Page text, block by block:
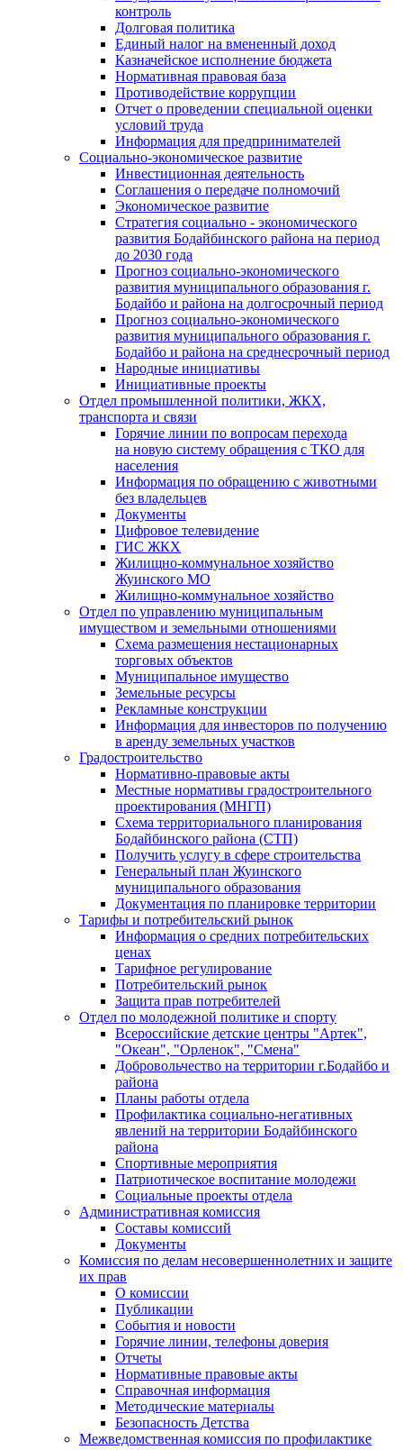
контроль
Долговая политика
Единый налог на вмененный доход
Казначейское исполнение бюджета
Нормативная правовая база
Противодействие коррупции
Отчет о проведении специальной оценки
условий труда
Информация для предпринимателей
Социально-экономическое развитие
Инвестиционная деятельность
Соглашения о передаче полномочий
Экономическое развитие
Стратегия социально - экономического
развития Бодайбинского района на период
до 2030 года
Прогноз социально-экономического
развития муниципального образования г.
Бодайбо и района на долгосрочный период
Прогноз социально-экономического
развития муниципального образования г.
Бодайбо и района на среднесрочный период
Народные инициативы
Инициативные проекты
Отдел промышленной политики, ЖКХ,
транспорта и связи
Горячие линии по вопросам перехода
на новую систему обращения с ТКО для
населения
Информация по обращению с животными
без владельцев
Документы
Цифровое телевидение
ГИС ЖКХ
Жилищно-коммунальное хозяйство
Жуинского МО
Жилищно-коммунальное хозяйство
Отдел по управлению муниципальным
имуществом и земельными отношениями
Схема размещения нестационарных
торговых объектов
Муниципальное имущество
Земельные ресурсы
Рекламные конструкции
Информация для инвесторов по получению
в аренду земельных участков
Градостроительство
Нормативно-правовые акты
Местные нормативы градостроительного
проектирования (МНГП)
Схема территориального планирования
Бодайбинского района (СТП)
Получить услугу в сфере строительства
Генеральный план Жуинского
муниципального образования
Документация по планировке территории
Тарифы и потребительский рынок
Информация о средних потребительских
ценах
Тарифное регулирование
Потребительский рынок
Защита прав потребителей
Отдел по молодежной политике и спорту
Всероссийские детские центры "Артек",
"Океан", "Орленок", "Смена"
Добровольчество на территории г.Бодайбо и
района
Планы работы отдела
Профилактика социально-негативных
явлений на территории Бодайбинского
района
Спортивные мероприятия
Патриотическое воспитание молодежи
Социальные проекты отдела
Административная комиссия
Составы комиссий
Документы
Комиссия по делам несовершеннолетних и защите
их прав
О комиссии
Публикации
События и новости
Горячие линии, телефоны доверия
Отчеты
Нормативные правовые акты
Справочная информация
Методические материалы
Безопасность Детства
Межведомственная комиссия по профилактике